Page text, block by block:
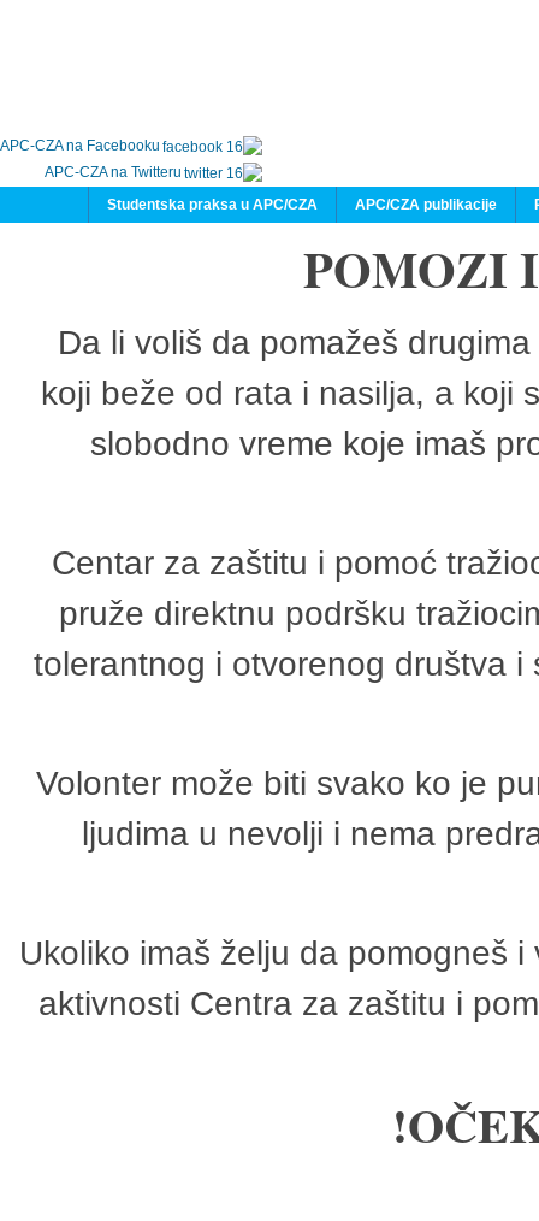
APC-CZA na Facebooku
APC-CZA na Twitteru
APC/CZA publikacije
Studentska praksa u APC/CZA
POMOZI
Da li voliš da pomažeš
koji beže od rata i nasilja, a koji
slobodno vreme koje imaš
Centar za zaštitu i pomoć
pruže direktnu podršku
tolerantnog i otvorenog društva
Volonter može biti svako ko je
ljudima u nevolji i nema
Ukoliko imaš želju da pomogneš
aktivnosti Centra za zaštitu i